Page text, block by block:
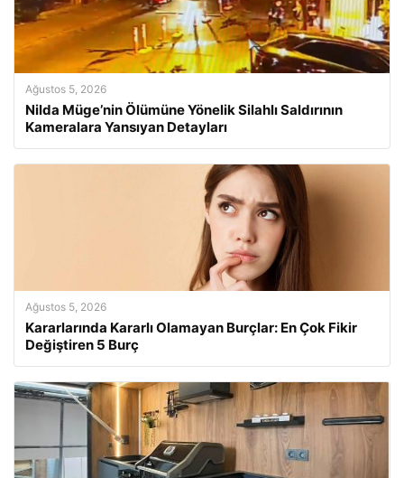
Ağustos 5, 2026
Nilda Müge’nin Ölümüne Yönelik Silahlı Saldırının
Kameralara Yansıyan Detayları
Ağustos 5, 2026
Kararlarında Kararlı Olamayan Burçlar: En Çok Fikir
Değiştiren 5 Burç